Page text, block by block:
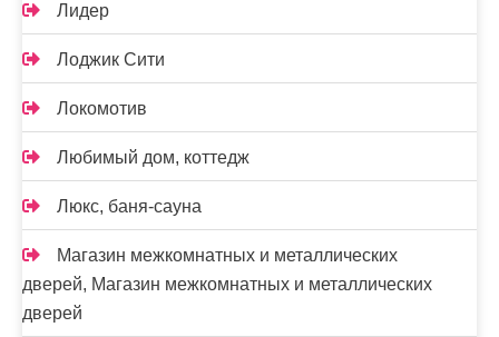
Лидер
Лоджик Сити
Локомотив
Любимый дом, коттедж
Люкс, баня-сауна
Магазин межкомнатных и металлических
дверей, Магазин межкомнатных и металлических
дверей